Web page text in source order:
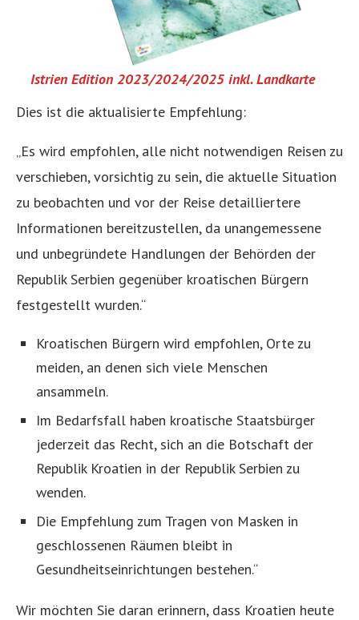
Istrien Edition 2023/2024/2025 inkl. Landkarte
Dies ist die aktualisierte Empfehlung:
„Es wird empfohlen, alle nicht notwendigen Reisen zu
verschieben, vorsichtig zu sein, die aktuelle Situation
zu beobachten und vor der Reise detailliertere
Informationen bereitzustellen, da unangemessene
und unbegründete Handlungen der Behörden der
Republik Serbien gegenüber kroatischen Bürgern
festgestellt wurden.“
Kroatischen Bürgern wird empfohlen, Orte zu
meiden, an denen sich viele Menschen
ansammeln.
Im Bedarfsfall haben kroatische Staatsbürger
jederzeit das Recht, sich an die Botschaft der
Republik Kroatien in der Republik Serbien zu
wenden.
Die Empfehlung zum Tragen von Masken in
geschlossenen Räumen bleibt in
Gesundheitseinrichtungen bestehen.“
Wir möchten Sie daran erinnern, dass Kroatien heute